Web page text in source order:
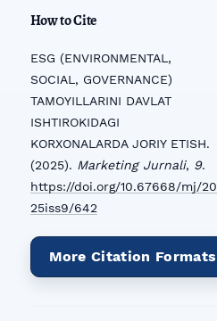
How to Cite
ESG (ENVIRONMENTAL,
SOCIAL, GOVERNANCE)
TAMOYILLARINI DAVLAT
ISHTIROKIDAGI
KORXONALARDA JORIY ETISH.
(2025). Marketing Jurnali, 9.
https://doi.org/10.67668/mj/20
25iss9/642
More Citation Formats